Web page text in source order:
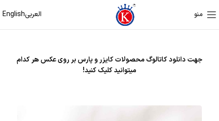
منو العربیEnglish
جهت دانلود کاتالوگ محصولات کایزر و پارس بر روی عکس هر کدام
میتوانید کلیک کنید!